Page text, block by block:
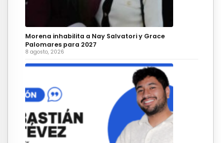
Morena inhabilita a Nay Salvatori y Grace
Palomares para 2027
8 agosto, 2026